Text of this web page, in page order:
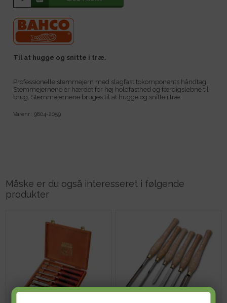
Til at hugge og snitte i træ.
Professionelle stemmejern med slagfast tokomponents håndtag.
Stemmejernene er hærdet for høj holdfasthed og færdigslebne til
brug. Stemmejernene bruges til at hugge og snitte i træ.
Varenr.:9804-2059
Måske er du også interesseret i følgende
produkter